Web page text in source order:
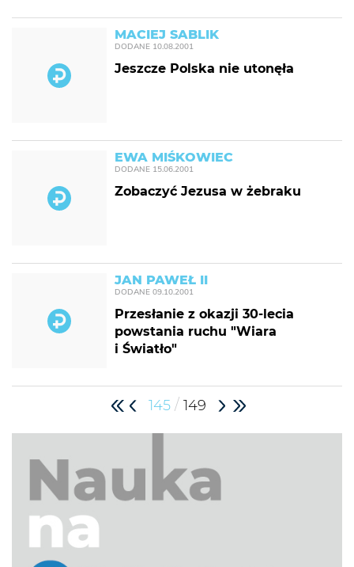
MACIEJ SABLIK
DODANE 10.08.2001
Jeszcze Polska nie utonęła
EWA MIŚKOWIEC
DODANE 15.06.2001
Zobaczyć Jezusa w żebraku
JAN PAWEŁ II
DODANE 09.10.2001
Przesłanie z okazji 30-lecia
powstania ruchu "Wiara
i Światło"
145 / 149